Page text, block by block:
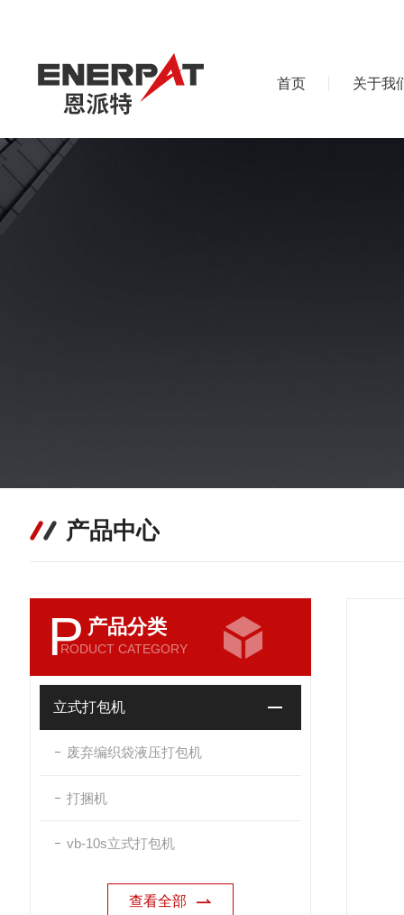
首页 关于我
产品中心
P 产品分类
RODUCT CATEGORY
立式打包机
废弃编织袋液压打包机
打捆机
vb-10s立式打包机
查看全部